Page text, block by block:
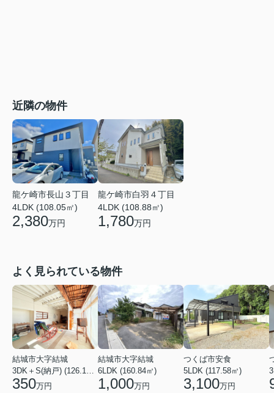
近隣の物件
龍ケ崎市長山３丁目
4LDK (108.05㎡)
2,380万円
龍ケ崎市白羽４丁目
4LDK (108.88㎡)
1,780万円
よく見られている物件
結城市大字結城
3DK＋S(納戸) (126.19㎡)
350万円
結城市大字結城
6LDK (160.84㎡)
1,000万円
つくば市安食
5LDK (117.58㎡)
3,100万円